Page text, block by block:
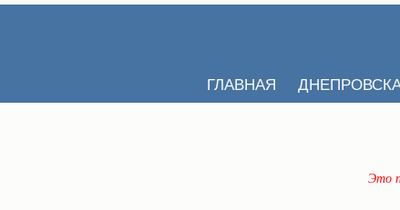
ГЛАВНАЯ
Это